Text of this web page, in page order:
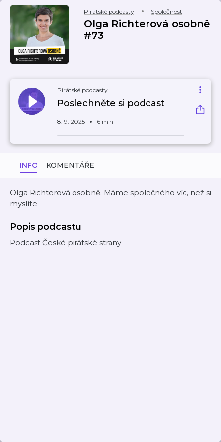
Pirátské podcasty Společnost
Olga Richterová osobně
#73
Pirátské podcasty
Poslechněte si podcast
8. 9. 2025 6 min
INFO KOMENTÁŘE
Olga Richterová osobně. Máme společného víc, než si
myslíte
Popis podcastu
Podcast České pirátské strany